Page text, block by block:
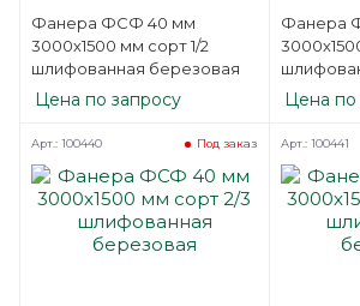
Фанера ФСФ 40 мм
3000х1500 мм сорт 1/2
шлифованная березовая
Цена по запросу
Фанера
Цена по
Под заказ
Арт.: 100440 Арт.: 100441